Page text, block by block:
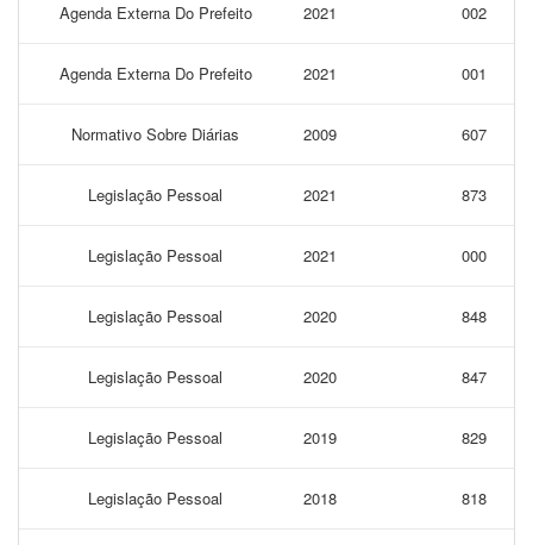
Agenda Externa Do Prefeito 2021 002
Agenda Externa Do Prefeito 2021 001
Normativo Sobre Diárias 2009 607
Legislação Pessoal 2021 873
Legislação Pessoal 2021 000
Legislação Pessoal 2020 848
Legislação Pessoal 2020 847
Legislação Pessoal 2019 829
Legislação Pessoal 2018 818